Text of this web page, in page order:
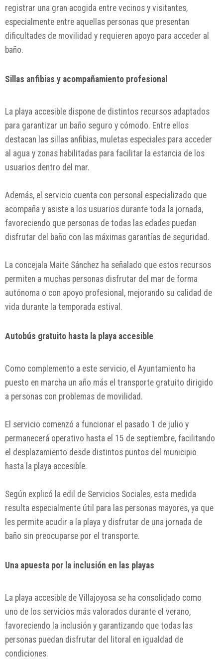
registrar una gran acogida entre vecinos y visitantes,
especialmente entre aquellas personas que presentan
dificultades de movilidad y requieren apoyo para acceder al
baño.
Sillas anfibias y acompañamiento profesional
La playa accesible dispone de distintos recursos adaptados
para garantizar un baño seguro y cómodo. Entre ellos
destacan las sillas anfibias, muletas especiales para acceder
al agua y zonas habilitadas para facilitar la estancia de los
usuarios dentro del mar.
Además, el servicio cuenta con personal especializado que
acompaña y asiste a los usuarios durante toda la jornada,
favoreciendo que personas de todas las edades puedan
disfrutar del baño con las máximas garantías de seguridad.
La concejala Maite Sánchez ha señalado que estos recursos
permiten a muchas personas disfrutar del mar de forma
autónoma o con apoyo profesional, mejorando su calidad de
vida durante la temporada estival.
Autobús gratuito hasta la playa accesible
Como complemento a este servicio, el Ayuntamiento ha
puesto en marcha un año más el transporte gratuito dirigido
a personas con problemas de movilidad.
El servicio comenzó a funcionar el pasado 1 de julio y
permanecerá operativo hasta el 15 de septiembre, facilitando
el desplazamiento desde distintos puntos del municipio
hasta la playa accesible.
Según explicó la edil de Servicios Sociales, esta medida
resulta especialmente útil para las personas mayores, ya que
les permite acudir a la playa y disfrutar de una jornada de
baño sin preocuparse por el transporte.
Una apuesta por la inclusión en las playas
La playa accesible de Villajoyosa se ha consolidado como
uno de los servicios más valorados durante el verano,
favoreciendo la inclusión y garantizando que todas las
personas puedan disfrutar del litoral en igualdad de
condiciones.